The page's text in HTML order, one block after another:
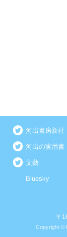
河出書房新社
河出の実用書
文藝
Bluesky
〒
Copyright ©